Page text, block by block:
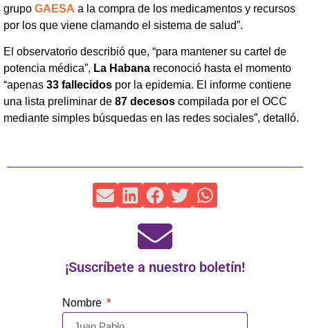
grupo GAESA a la compra de los medicamentos y recursos
por los que viene clamando el sistema de salud”.
El observatorio describió que, “para mantener su cartel de
potencia médica”, La Habana reconoció hasta el momento
“apenas 33 fallecidos por la epidemia. El informe contiene
una lista preliminar de 87 decesos compilada por el OCC
mediante simples búsquedas en las redes sociales”, detalló.
¡Suscríbete a nuestro boletín!
Nombre